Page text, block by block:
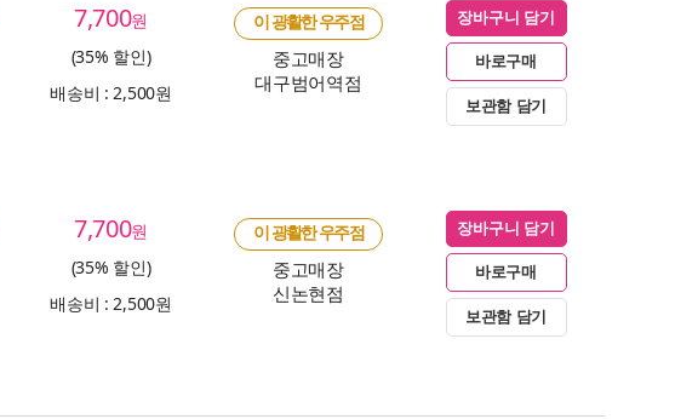
7,700원
(35% 할인)
배송비 : 2,500원
이 광활한 우주점
중고매장
대구범어역점
장바구니 담기
바로구매
보관함 담기
7,700원
(35% 할인)
배송비 : 2,500원
이 광활한 우주점
중고매장
신논현점
장바구니 담기
바로구매
보관함 담기